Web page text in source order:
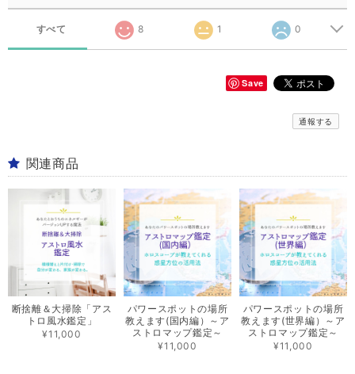
すべて 8 1 0
Save
通報する
関連商品
断捨離＆大掃除「アス
トロ風水鑑定」
¥11,000
パワースポットの場所
教えます(国内編）～ア
ストロマップ鑑定～
¥11,000
パワースポットの場所
教えます(世界編）～ア
ストロマップ鑑定～
¥11,000